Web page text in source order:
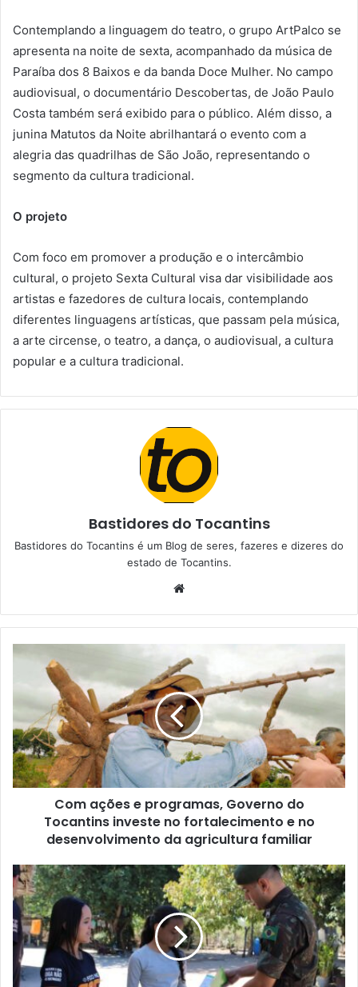
Contemplando a linguagem do teatro, o grupo ArtPalco se
apresenta na noite de sexta, acompanhado da música de
Paraíba dos 8 Baixos e da banda Doce Mulher. No campo
audiovisual, o documentário Descobertas, de João Paulo
Costa também será exibido para o público. Além disso, a
junina Matutos da Noite abrilhantará o evento com a
alegria das quadrilhas de São João, representando o
segmento da cultura tradicional.
O projeto
Com foco em promover a produção e o intercâmbio
cultural, o projeto Sexta Cultural visa dar visibilidade aos
artistas e fazedores de cultura locais, contemplando
diferentes linguagens artísticas, que passam pela música,
a arte circense, o teatro, a dança, o audiovisual, a cultura
popular e a cultura tradicional.
Bastidores do Tocantins
Bastidores do Tocantins é um Blog de seres, fazeres e dizeres do
estado de Tocantins.
b
i
t
e
Com ações e programas, Governo do
Tocantins investe no fortalecimento e no
desenvolvimento da agricultura familiar